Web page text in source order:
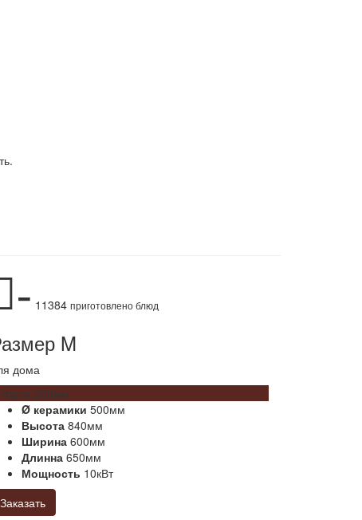
- 11384 приготовлено блюд
M
дома
250мм
Ø керамики 500мм
Высота 840мм
Ширина 600мм
Длинна 650мм
Мощность 10кВт
Заказать